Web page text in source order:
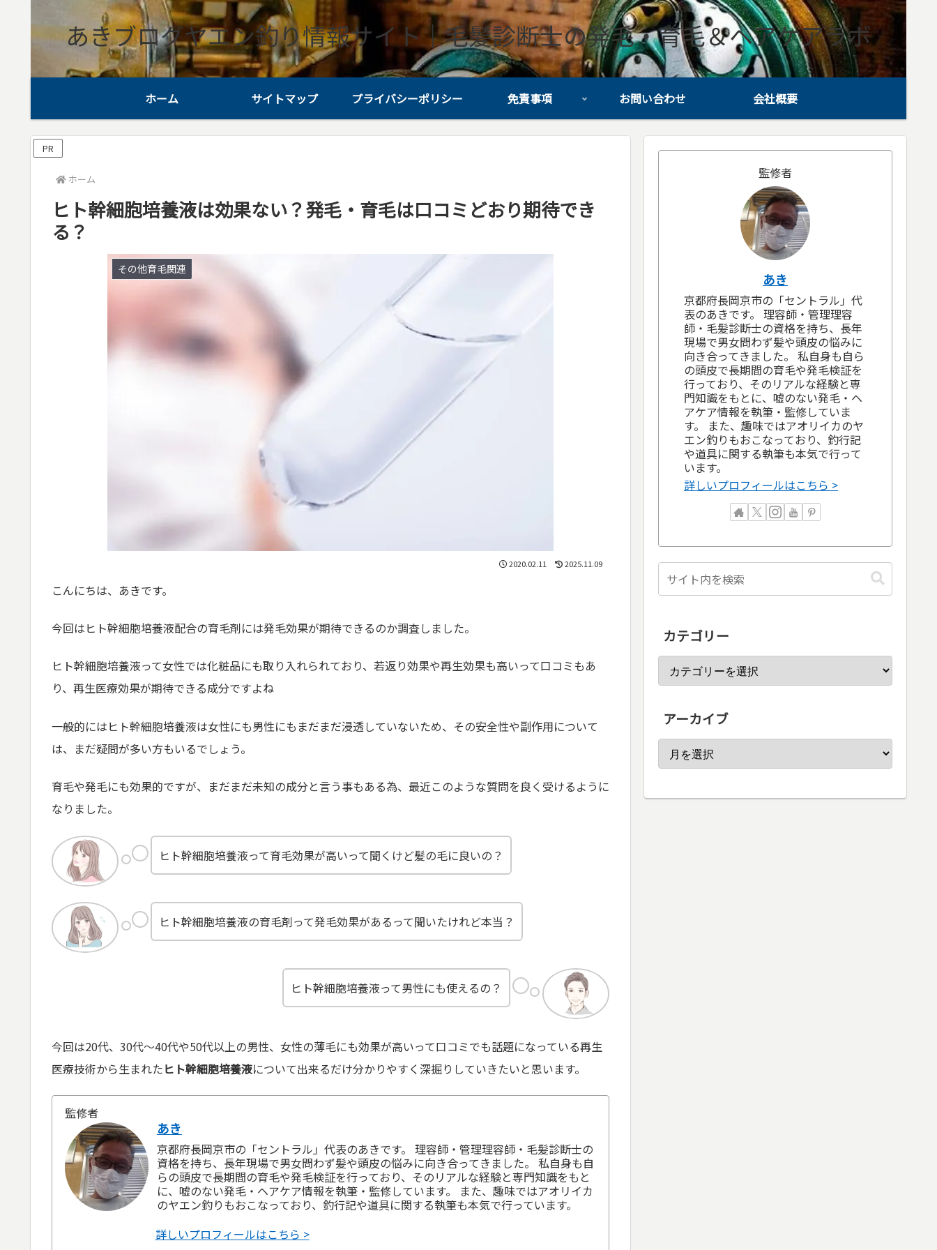
あきブログヤエン釣り情報サイト｜毛髪診断士の発毛・育毛＆ヘアケアラボ
ホーム サイトマップ プライバシーポリシー 免責事項 お問い合わせ 会社概要
PR
ホーム
ヒト幹細胞培養液は効果ない？発毛・育毛は口コミどおり期待でき
る？
その他育毛関連
2020.02.11 2025.11.09
こんにちは、あきです。
今回はヒト幹細胞培養液配合の育毛剤には発毛効果が期待できるのか調査しました。
ヒト幹細胞培養液って女性では化粧品にも取り入れられており、若返り効果や再生効果も高いって口コミもあ
り、再生医療効果が期待できる成分ですよね
一般的にはヒト幹細胞培養液は女性にも男性にもまだまだ浸透していないため、その安全性や副作用について
は、まだ疑問が多い方もいるでしょう。
育毛や発毛にも効果的ですが、まだまだ未知の成分と言う事もある為、最近このような質問を良く受けるように
なりました。
ヒト幹細胞培養液って育毛効果が高いって聞くけど髪の毛に良いの？
ヒト幹細胞培養液の育毛剤って発毛効果があるって聞いたけれど本当？
ヒト幹細胞培養液って男性にも使えるの？
今回は20代、30代～40代や50代以上の男性、女性の薄毛にも効果が高いって口コミでも話題になっている再生
医療技術から生まれたヒト幹細胞培養液について出来るだけ分かりやすく深掘りしていきたいと思います。
監修者
あき
京都府長岡京市の「セントラル」代表のあきです。 理容師・管理理容師・毛髪診断士の
資格を持ち、長年現場で男女問わず髪や頭皮の悩みに向き合ってきました。 私自身も自
らの頭皮で長期間の育毛や発毛検証を行っており、そのリアルな経験と専門知識をもと
に、嘘のない発毛・ヘアケア情報を執筆・監修しています。 また、趣味ではアオリイカ
のヤエン釣りもおこなっており、釣行記や道具に関する執筆も本気で行っています。
詳しいプロフィールはこちら >
監修者
あき
京都府長岡京市の「セントラル」代
表のあきです。 理容師・管理理容
師・毛髪診断士の資格を持ち、長年
現場で男女問わず髪や頭皮の悩みに
向き合ってきました。 私自身も自ら
の頭皮で長期間の育毛や発毛検証を
行っており、そのリアルな経験と専
門知識をもとに、嘘のない発毛・ヘ
アケア情報を執筆・監修していま
す。 また、趣味ではアオリイカのヤ
エン釣りもおこなっており、釣行記
や道具に関する執筆も本気で行って
います。
詳しいプロフィールはこちら >
カテゴリー
アーカイブ